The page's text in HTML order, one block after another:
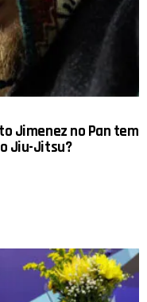
Jimenez no Pan tem
Jiu-Jitsu?